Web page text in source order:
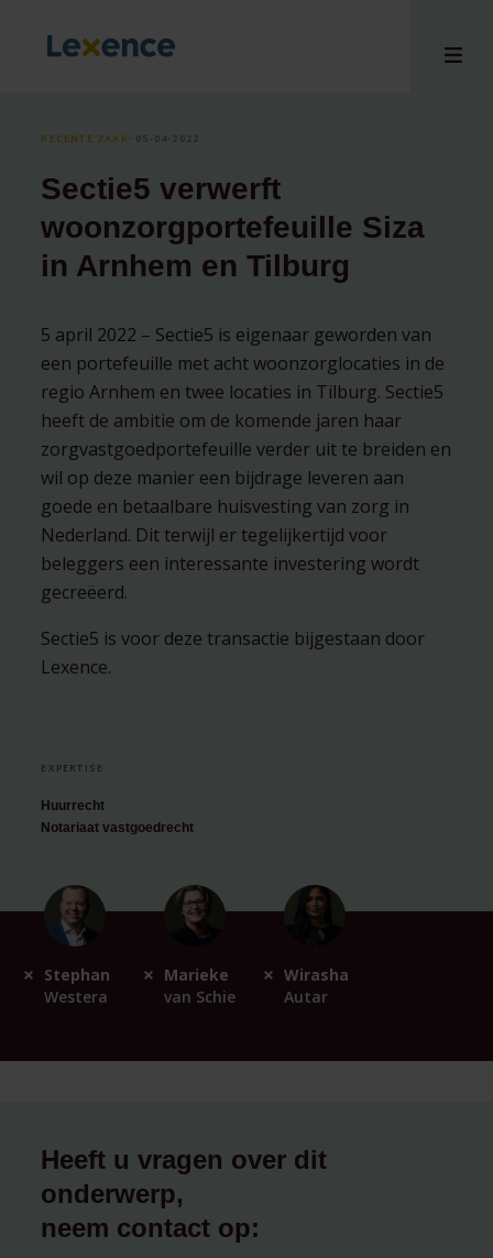
RECENTE ZAAK⸱ 05-04-2022
Sectie5 verwerft
woonzorgportefeuille Siza
in Arnhem en Tilburg
5 april 2022 – Sectie5 is eigenaar geworden van
een portefeuille met acht woonzorglocaties in de
regio Arnhem en twee locaties in Tilburg. Sectie5
heeft de ambitie om de komende jaren haar
zorgvastgoedportefeuille verder uit te breiden en
wil op deze manier een bijdrage leveren aan
goede en betaalbare huisvesting van zorg in
Nederland. Dit terwijl er tegelijkertijd voor
beleggers een interessante investering wordt
gecreëerd.
Sectie5 is voor deze transactie bijgestaan door
Lexence.
EXPERTISE
Huurrecht
Notariaat vastgoedrecht
Stephan
Westera
Marieke
van Schie
Wirasha
Autar
Heeft u vragen over dit
onderwerp,
neem contact op: